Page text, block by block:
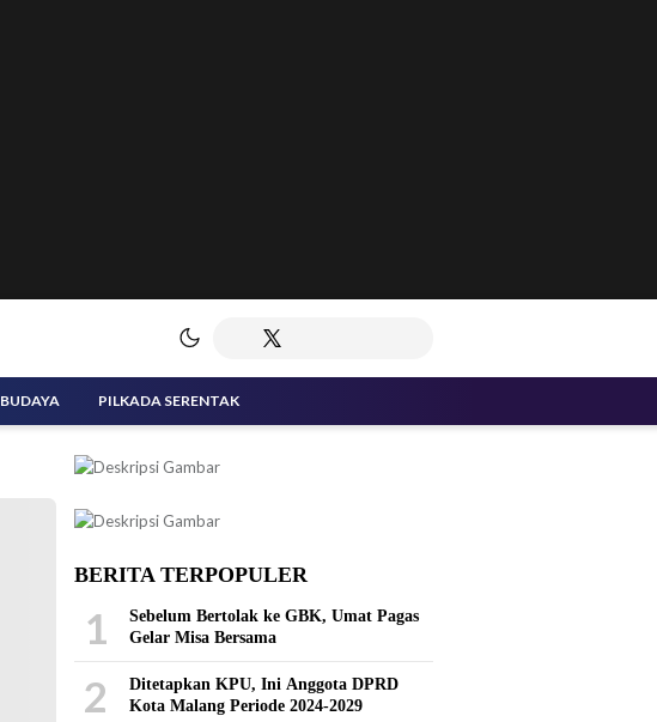
BUDAYA PILKADA SERENTAK
BERITA TERPOPULER
1
Sebelum Bertolak ke GBK, Umat Pagas
Gelar Misa Bersama
2
Ditetapkan KPU, Ini Anggota DPRD
Kota Malang Periode 2024-2029